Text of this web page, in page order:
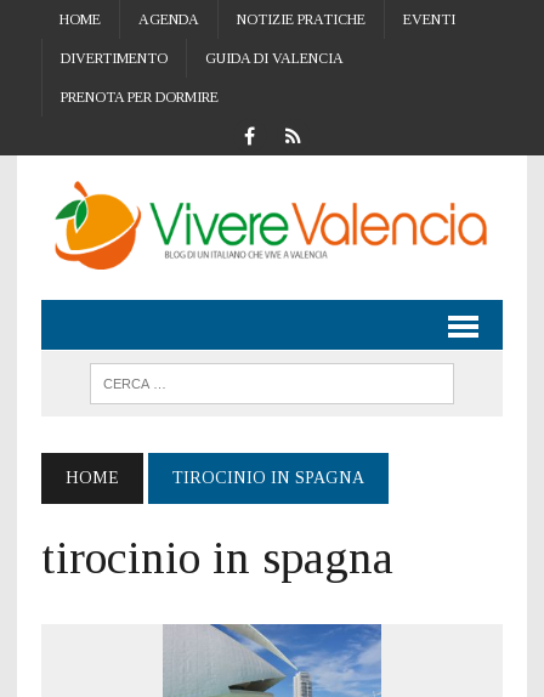
HOME AGENDA NOTIZIE PRATICHE EVENTI
DIVERTIMENTO GUIDA DI VALENCIA
PRENOTA PER DORMIRE
HOME TIROCINIO IN SPAGNA
tirocinio in spagna